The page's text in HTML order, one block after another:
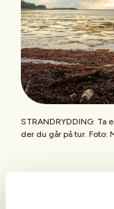
STRANDRYDDING: Ta
der du går på tur. Foto: